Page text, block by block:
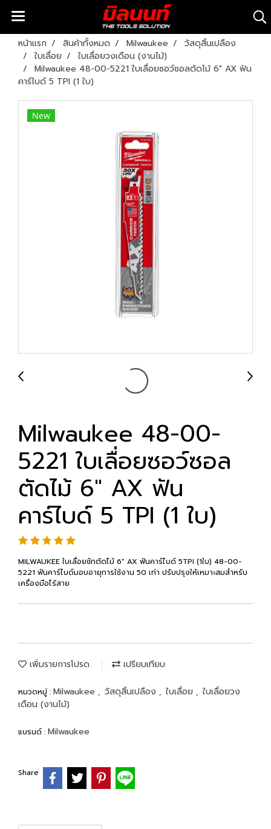
หน้าแรก สินค้าทั้งหมด Milwaukee
วัสดุสิ้นเปลือง
ใบเลื่อย
ใบเลื่อยวงเดือน (งานไม้)
Milwaukee 48-00-5221 ใบเลื่อยซอว์ซอลตัดไม้ 6" AX ฟัน
คาร์ไบด์ 5 TPI (1 ใบ)
New
Milwaukee 48-00-
5221 ใบเลื่อยซอว์ซอล
ตัดไม้ 6" AX ฟัน
คาร์ไบด์ 5 TPI (1 ใบ)
MILWAUKEE ใบเลื่อยชักตัดไม้ 6" AX ฟันคาร์ไบด์ 5TPI (1ใบ) 48-00-
5221 ฟันคาร์ไบด์มอบอายุการใช้งาน 50 เท่า ปรับปรุงให้เหมาะสมสำหรับ
เครื่องมือไร้สาย
เพิ่มรายการโปรด เปรียบเทียบ
หมวดหมู่ : Milwaukee , วัสดุสิ้นเปลือง , ใบเลื่อย , ใบเลื่อยวง
เดือน (งานไม้)
แบรนด์ : Milwaukee
Share